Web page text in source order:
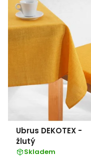
s
p
d
k
Ubrus DEKOTEX -
žlutý
Skladem